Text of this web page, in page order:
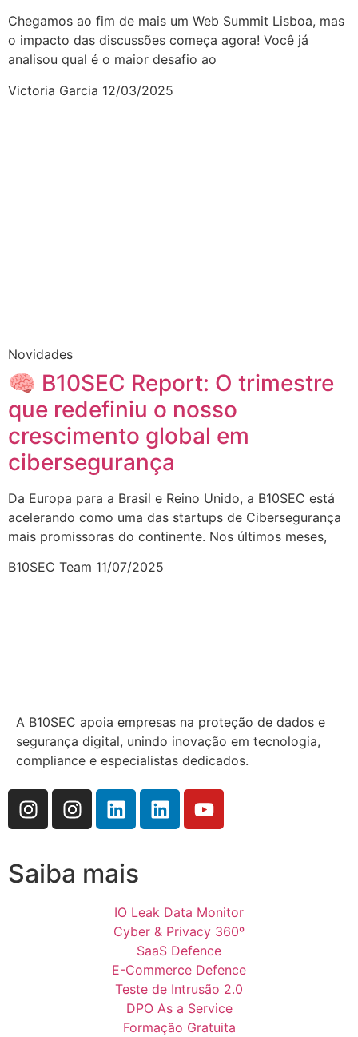
Chegamos ao fim de mais um Web Summit Lisboa, mas
o impacto das discussões começa agora! Você já
analisou qual é o maior desafio ao
Victoria Garcia 12/03/2025
Novidades
🧠 B10SEC Report: O trimestre
que redefiniu o nosso
crescimento global em
cibersegurança
Da Europa para a Brasil e Reino Unido, a B10SEC está
acelerando como uma das startups de Cibersegurança
mais promissoras do continente. Nos últimos meses,
B10SEC Team 11/07/2025
A B10SEC apoia empresas na proteção de dados e
segurança digital, unindo inovação em tecnologia,
compliance e especialistas dedicados.
Saiba mais
IO Leak Data Monitor
Cyber & Privacy 360º
SaaS Defence
E-Commerce Defence
Teste de Intrusão 2.0
DPO As a Service
Formação Gratuita